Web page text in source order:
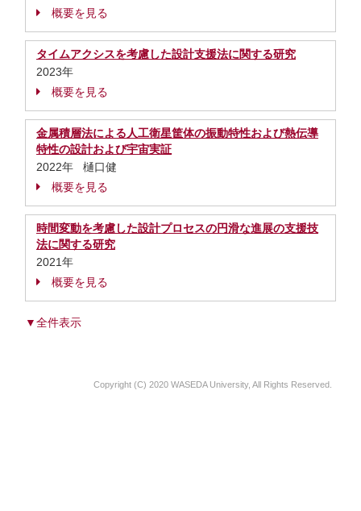
概要を見る
タイムアクシスを考慮した設計支援法に関する研究
2023年
概要を見る
金属積層法による人工衛星筐体の振動特性および熱伝導
特性の設計および宇宙実証
2022年 樋口健
概要を見る
時間変動を考慮した設計プロセスの円滑な進展の支援技
法に関する研究
2021年
概要を見る
▼全件表示
Copyright (C) 2020 WASEDA University, All Rights Reserved.